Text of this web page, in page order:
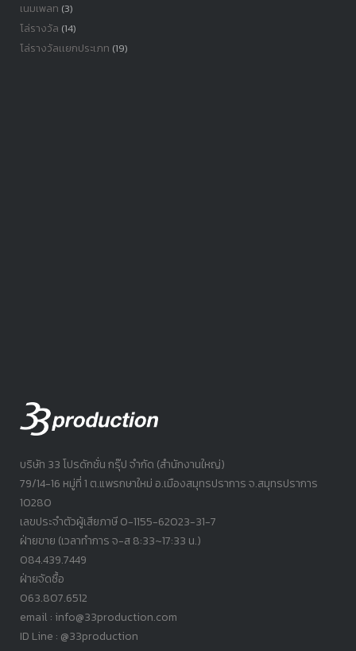
เนมเพลท (3)
โล่รางวัล (14)
โล่รางวัลเเยกประเภท (19)
บริษัท 33 โปรดักชั่น กรุ๊ป จำกัด (สำนักงานใหญ่)
79/14-16 หมู่ที่ 1 ต.แพรกษาใหม่ อ.เมืองสมุทรปราการ จ.สมุทรปราการ
10280
เลขประจำตัวผู้เสียภาษี 0-1155-62023-31-7
ฝ่ายขาย (เวลาทำการ จ-ส 8:33~17:33 น.)
084.439.7449
ฝ่ายจัดซื้อ
063.807.6512
email : info@33production.com
ID Line : @33production